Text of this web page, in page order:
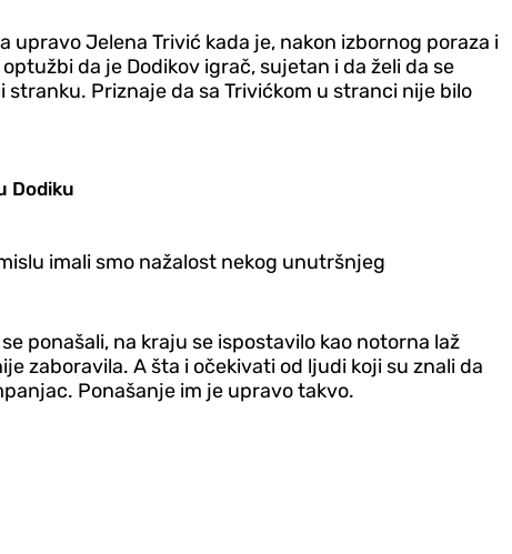
Jelena Trivić kada je, nakon izbornog poraza i
da je Dodikov igrač, sujetan i da želi da se
Priznaje da sa Trivićkom u stranci nije bilo
Dodiku
imali smo nažalost nekog unutršnjeg
ponašali, na kraju se ispostavilo kao notorna laž
zaboravila. A šta i očekivati od ljudi koji su znali da
Ponašanje im je upravo takvo.